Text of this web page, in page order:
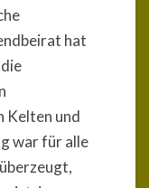
hat
Kelten und
war für alle